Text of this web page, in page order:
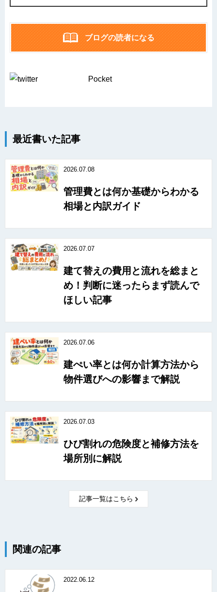
ブログの読者になる
Pocket
最近書いた記事
2026.07.08
管理費とは何か基礎からわかる
相場と内訳ガイド
2026.07.07
建て替えの費用と流れを総まと
め！判断に迷ったらまず読んで
ほしい記事
2026.07.06
建ぺい率とは何か計算方法から
物件選びへの影響まで解説
2026.07.03
ひび割れの危険度と補修方法を
場所別に解説
記事一覧はこちら
関連の記事
2022.06.12